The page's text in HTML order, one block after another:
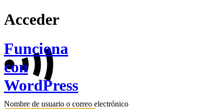
Acceder
Funciona
con
WordPress
Nombre de usuario o correo electrónico